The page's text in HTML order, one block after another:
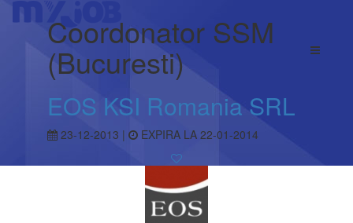
Coordonator SSM
(Bucuresti)
EOS KSI Romania SRL
23-12-2013 | EXPIRA LA 22-01-2014